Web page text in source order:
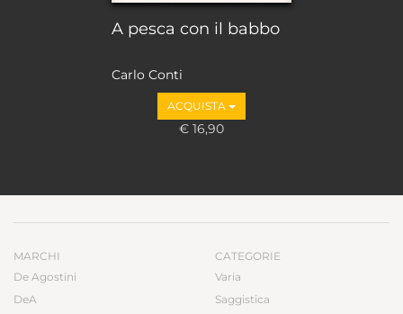
A pesca con il babbo
Carlo Conti
ACQUISTA
€ 16,90
MARCHI
De Agostini
DeA
CATEGORIE
Varia
Saggistica